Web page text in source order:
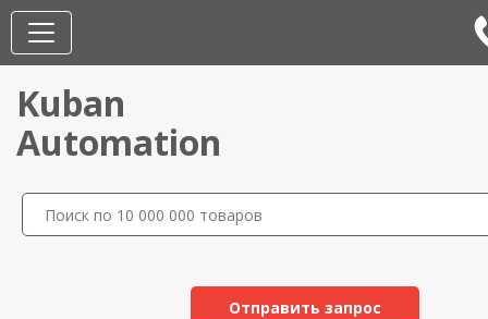
Kuban
Automation
Отправить запрос